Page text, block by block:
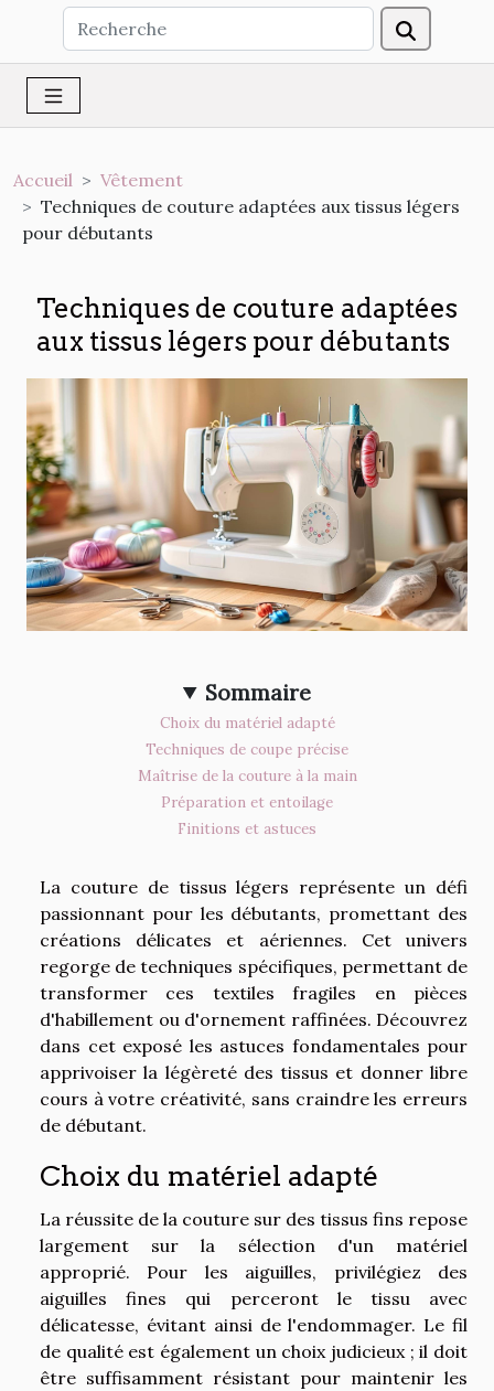
Accueil
Vêtement
Techniques de couture adaptées aux tissus légers
pour débutants
Techniques de couture adaptées
aux tissus légers pour débutants
Sommaire
Choix du matériel adapté
Techniques de coupe précise
Maîtrise de la couture à la main
Préparation et entoilage
Finitions et astuces
La couture de tissus légers représente un défi
passionnant pour les débutants, promettant des
créations délicates et aériennes. Cet univers
regorge de techniques spécifiques, permettant de
transformer ces textiles fragiles en pièces
d'habillement ou d'ornement raffinées. Découvrez
dans cet exposé les astuces fondamentales pour
apprivoiser la légèreté des tissus et donner libre
cours à votre créativité, sans craindre les erreurs
de débutant.
Choix du matériel adapté
La réussite de la couture sur des tissus fins repose
largement sur la sélection d'un matériel
approprié. Pour les aiguilles, privilégiez des
aiguilles fines qui perceront le tissu avec
délicatesse, évitant ainsi de l'endommager. Le fil
de qualité est également un choix judicieux ; il doit
être suffisamment résistant pour maintenir les